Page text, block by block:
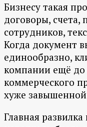
Бизнесу такая
договоры, счета,
сотрудников,
Когда документ
единообразно,
компании ещё до
коммерческого
хуже
Главная